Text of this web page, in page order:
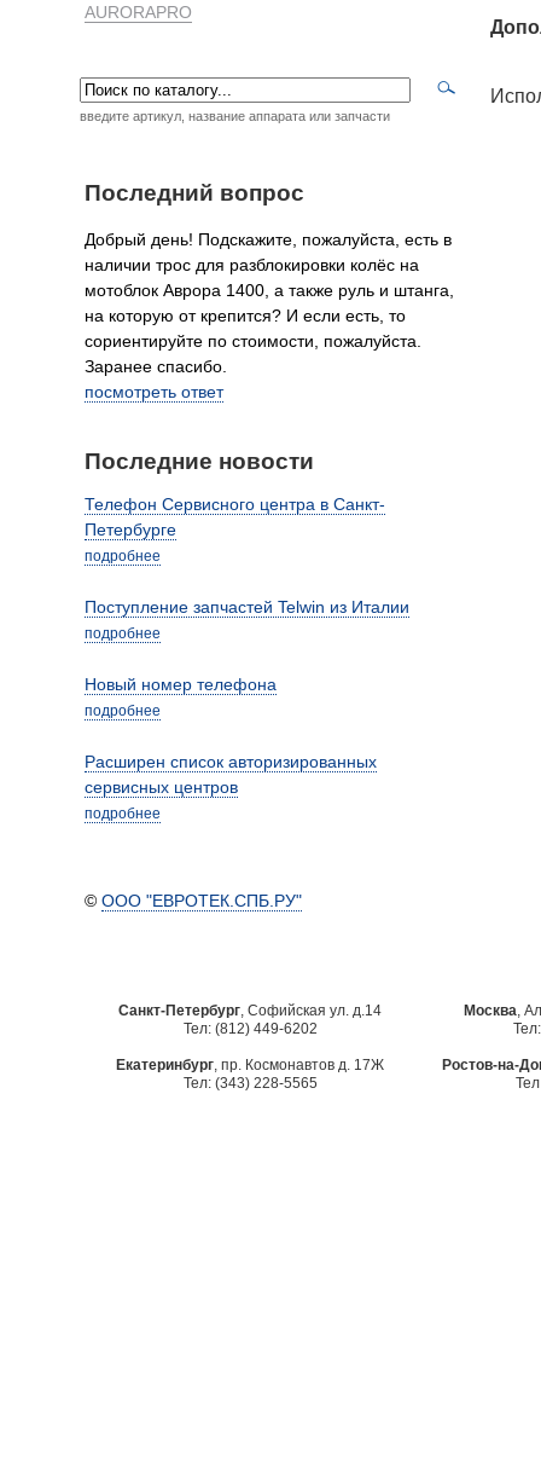
AURORAPRO
введите артикул, название аппарата или запчасти
Последний вопрос
Добрый день! Подскажите, пожалуйста, есть в
наличии трос для разблокировки колёс на
мотоблок Аврора 1400, а также руль и штанга,
на которую от крепится? И если есть, то
сориентируйте по стоимости, пожалуйста.
Заранее спасибо.
посмотреть ответ
Последние новости
Телефон Сервисного центра в Санкт-
Петербурге
подробнее
Поступление запчастей Telwin из Италии
подробнее
Новый номер телефона
подробнее
Расширен список авторизированных
сервисных центров
подробнее
© ООО "ЕВРОТЕК.СПБ.РУ"
Санкт-Петербург, Софийская ул. д.14
Тел: (812) 449-6202
Москва,
Екатеринбург, пр. Космонавтов д. 17Ж
Тел: (343) 228-5565
Ростов-на-